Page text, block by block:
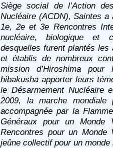
Siège social de l’Action
Nucléaire (ACDN), Saintes
1e, 2e et 3e Rencontres
nucléaire, biologique et
desquelles furent plantés les
et établis de nombreux
mission d’Hiroshima
hibakusha apporter leurs
le Désarmement
2009, la marche
accompagnée par la
Généraux pour un
Rencontres pour un
jeûne collectif pour un